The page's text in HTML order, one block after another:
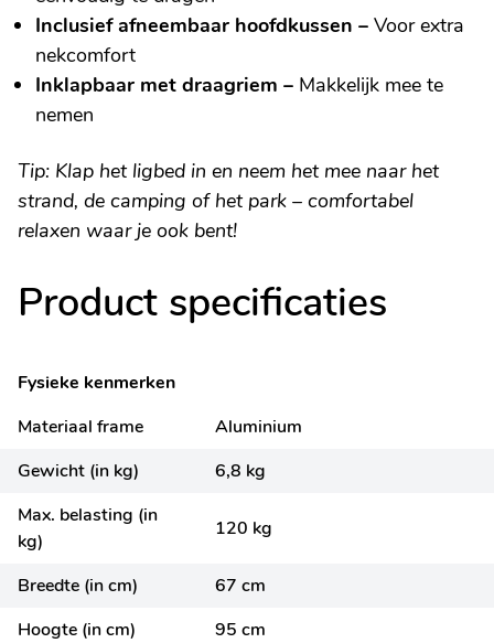
Inclusief afneembaar hoofdkussen – Voor extra
nekcomfort
Inklapbaar met draagriem – Makkelijk mee te
nemen
Tip: Klap het ligbed in en neem het mee naar het
strand, de camping of het park – comfortabel
relaxen waar je ook bent!
Product specificaties
Fysieke kenmerken
Materiaal frame
Aluminium
Gewicht (in kg)
6,8 kg
Max. belasting (in
kg)
120 kg
Breedte (in cm)
67 cm
Hoogte (in cm)
95 cm